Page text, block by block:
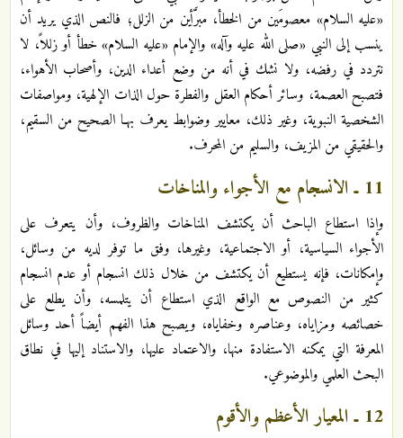
«عليه السلام» معصومَين من الخطأ، مبرَّأين من الزلل؛ فالنص الذي يريد أن
ينسب إلى النبي «صلى الله عليه وآله» والإمام «عليه السلام» خطأ أو زللاً، لا
نتردد في رفضه، ولا نشك في أنه من وضع أعداء الدين، وأصحاب الأهواء،
فتصبح العصمة، وسائر أحكام العقل والفطرة حول الذات الإلهية، ومواصفات
الشخصية النبوية، وغير ذلك، معايير وضوابط يعرف بهـا الصحيح من السقيم،
والحقيقي من المزيف، والسليم من المحرف.
11 ـ الانسجام مع الأجواء والمناخات
وإذا استطاع الباحث أن يكتشف المناخات والظروف، وأن يتعرف على
الأجواء السياسية، أو الاجتماعية، وغيرها، وفق ما توفر لديه من وسائل،
وإمكانات، فإنه يستطيع أن يكتشف من خلال ذلك انسجام أو عدم انسجام
كثير من النصوص مع الواقع الذي استطاع أن يتلمسه، وأن يطلع على
خصائصه ومزاياه، وعناصره وخفاياه، ويصبح هذا الفهم أيضاً أحد وسائل
المعرفة التي يمكنه الاستفادة منها، والاعتماد عليها، والاستناد إليها في نطاق
البحث العلمي والموضوعي.
12 ـ المعيار الأعظم والأقوم